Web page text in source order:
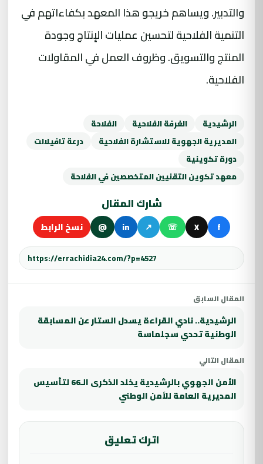
والتدبير. ويساهم خريجو هذا المعهد بكفاءاتهم في
التنمية الفلاحية لتحسين عمليات الإنتاج وجودة
المنتج والتسويق. وظروف العمل في المقاولات
الفلاحية.
الرشيدية الغرفة الفلاحية
الفلاحة
المديرية الجهوية للاستشارة الفلاحية
درعة تافيلالت
دورة تكوينية
معهد تكوين التقنيين المتخصصين في الفلاحة
شارك المقال
f
X
☏
↗
in
@ نسخ الرابط
المقال السابق
الرشيدية.. نادي القراءة يسدل الستار عن المسابقة
الوطنية تحدي سجلماسة
المقال التالي
الأمن الجهوي بالرشيدية يخلد الذكرى الـ66 لتأسيس
المديرية العامة للأمن الوطني
اترك تعليق